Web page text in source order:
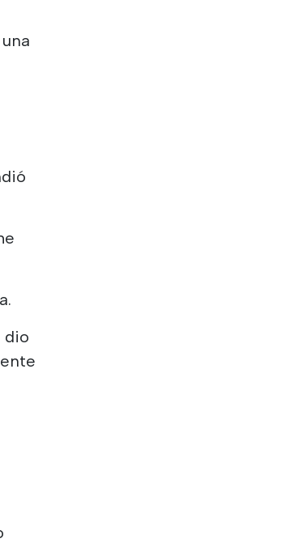
dio